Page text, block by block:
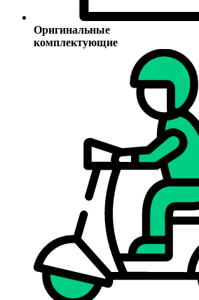
Оригинальные
комплектующие